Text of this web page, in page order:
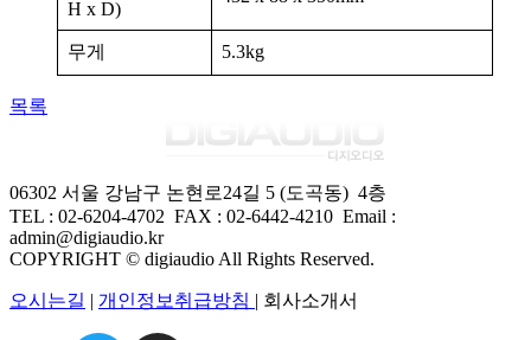
H x D)
무게 5.3kg
목록
06302 서울 강남구 논현로24길 5 (도곡동) 4층
TEL : 02-6204-4702 FAX : 02-6442-4210 Email :
admin@digiaudio.kr
COPYRIGHT © digiaudio All Rights Reserved.
오시는길 | 개인정보취급방침 | 회사소개서